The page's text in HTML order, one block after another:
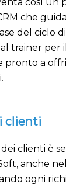
che
del ciclo
trainer per
pronto a
clienti
dei clienti è
anche
ogni